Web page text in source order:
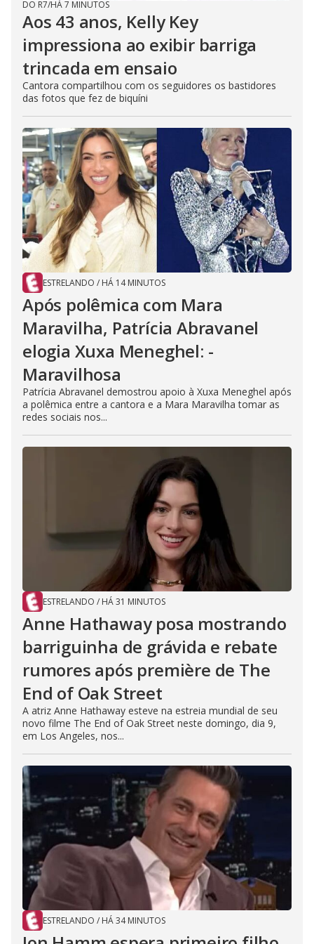
DO R7/HÁ 7 MINUTOS
Aos 43 anos, Kelly Key
impressiona ao exibir barriga
trincada em ensaio
Cantora compartilhou com os seguidores os bastidores
das fotos que fez de biquíni
ESTRELANDO / HÁ 14 MINUTOS
Após polêmica com Mara
Maravilha, Patrícia Abravanel
elogia Xuxa Meneghel: -
Maravilhosa
Patrícia Abravanel demostrou apoio à Xuxa Meneghel após
a polêmica entre a cantora e a Mara Maravilha tomar as
redes sociais nos...
ESTRELANDO / HÁ 31 MINUTOS
Anne Hathaway posa mostrando
barriguinha de grávida e rebate
rumores após première de The
End of Oak Street
A atriz Anne Hathaway esteve na estreia mundial de seu
novo filme The End of Oak Street neste domingo, dia 9,
em Los Angeles, nos...
ESTRELANDO / HÁ 34 MINUTOS